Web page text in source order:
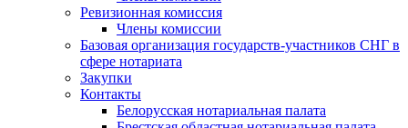
Ревизионная комиссия
Члены комиссии
Базовая организация государств-участников СНГ в
сфере нотариата
Закупки
Контакты
Белорусская нотариальная палата